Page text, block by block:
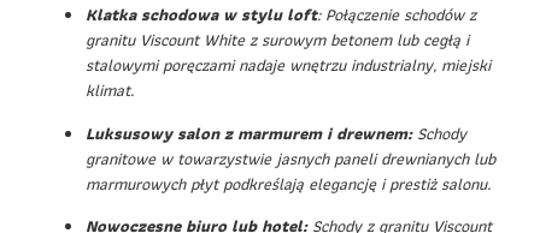
Klatka schodowa w stylu loft: Połączenie schodów z
granitu Viscount White z surowym betonem lub cegłą i
stalowymi poręczami nadaje wnętrzu industrialny, miejski
klimat.
Luksusowy salon z marmurem i drewnem:Schody
granitowe w towarzystwie jasnych paneli drewnianych lub
marmurowych płyt podkreślają elegancję i prestiż salonu.
Nowoczesne biuro lub hotel:Schody z granitu Viscount